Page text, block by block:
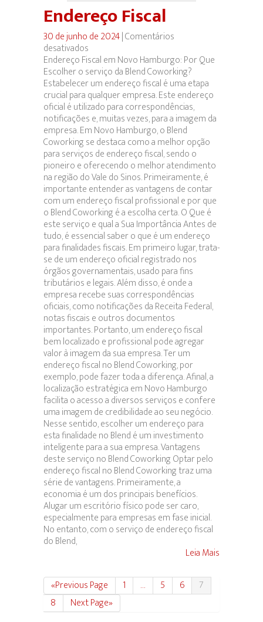
Endereço Fiscal
30 de junho de 2024|Comentários
desativados
Endereço
Fiscal
Endereço Fiscal em Novo Hamburgo: Por Que
Escolher o serviço da Blend Coworking?
Estabelecer um endereço fiscal é uma etapa
crucial para qualquer empresa. Este endereço
oficial é utilizado para correspondências,
notificações e, muitas vezes, para a imagem da
empresa. Em Novo Hamburgo, o Blend
Coworking se destaca como a melhor opção
para serviços de endereço fiscal, sendo o
pioneiro e oferecendo o melhor atendimento
na região do Vale do Sinos. Primeiramente, é
importante entender as vantagens de contar
com um endereço fiscal profissional e por que
o Blend Coworking é a escolha certa. O Que é
este serviço e qual a Sua Importância Antes de
tudo, é essencial saber o que é um endereço
para finalidades fiscais. Em primeiro lugar, trata-
se de um endereço oficial registrado nos
órgãos governamentais, usado para fins
tributários e legais. Além disso, é onde a
empresa recebe suas correspondências
oficiais, como notificações da Receita Federal,
notas fiscais e outros documentos
importantes. Portanto, um endereço fiscal
bem localizado e profissional pode agregar
valor à imagem da sua empresa. Ter um
endereço fiscal no Blend Coworking, por
exemplo, pode fazer toda a diferença. Afinal, a
localização estratégica em Novo Hamburgo
facilita o acesso a diversos serviços e confere
uma imagem de credibilidade ao seu negócio.
Nesse sentido, escolher um endereço para
esta finalidade no Blend é um investimento
inteligente para a sua empresa. Vantagens
deste serviço no Blend Coworking Optar pelo
endereço fiscal no Blend Coworking traz uma
série de vantagens. Primeiramente, a
economia é um dos principais benefícios.
Alugar um escritório físico pode ser caro,
especialmente para empresas em fase inicial.
No entanto, com o serviço de endereço fiscal
do Blend,
Leia Mais
«Previous Page 1 … 5 6
7
8
Next Page»